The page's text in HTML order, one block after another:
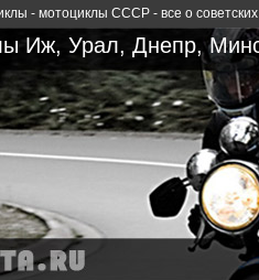
- мотоциклы СССР - все о
Иж, Урал, Днепр,